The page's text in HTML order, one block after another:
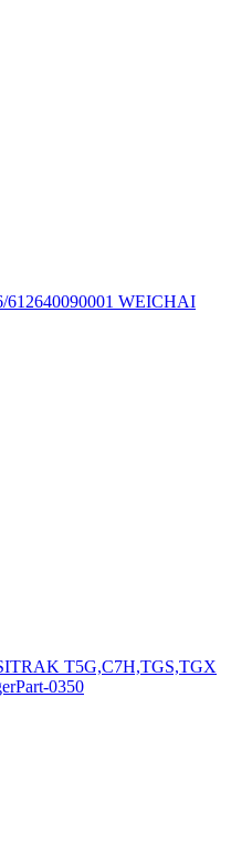
612640090001 WEICHAI
T5G,C7H,TGS,TGX
0350